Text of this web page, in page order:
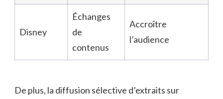
Disney
Échanges
de
contenus
Accroître
l’audience
De plus, la diffusion sélective d’extraits sur